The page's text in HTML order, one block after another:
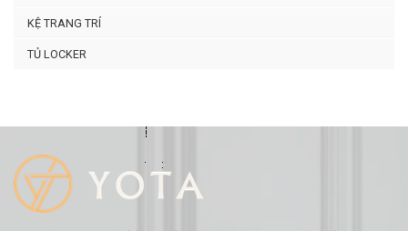
KỆ TRANG TRÍ
TỦ LOCKER